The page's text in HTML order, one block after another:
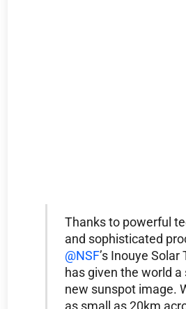
Thanks to powerful
and sophisticated
@NSF’s Inouye Solar
has given the world a
new sunspot image.